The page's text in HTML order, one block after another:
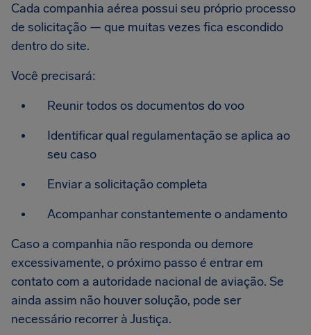
Cada companhia aérea possui seu próprio processo
de solicitação — que muitas vezes fica escondido
dentro do site.
Você precisará:
Reunir todos os documentos do voo
Identificar qual regulamentação se aplica ao
seu caso
Enviar a solicitação completa
Acompanhar constantemente o andamento
Caso a companhia não responda ou demore
excessivamente, o próximo passo é entrar em
contato com a autoridade nacional de aviação. Se
ainda assim não houver solução, pode ser
necessário recorrer à Justiça.